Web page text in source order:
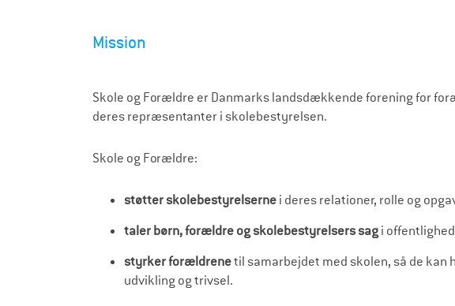
Mission
Skole og Forældre er Danmarks landsdækkende forening for
deres repræsentanter i skolebestyrelsen.
Skole og Forældre:
støtter skolebestyrelsernei deres relationer, rolle og
taler børn, forældre og skolebestyrelsers sagi
styrker forældrenetil samarbejdet med skolen, så de kan
udvikling og trivsel.